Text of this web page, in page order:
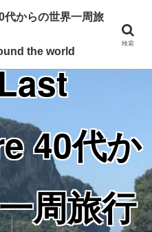
from my 40's
40代か
周旅行
からの世界一周旅
the world
検索